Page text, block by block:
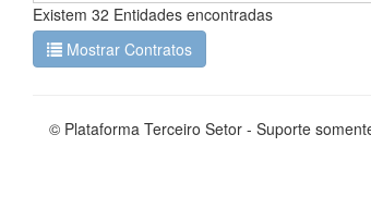
Existem 32 Entidades encontradas
Mostrar Contratos
© Plataforma Terceiro Setor - Suporte